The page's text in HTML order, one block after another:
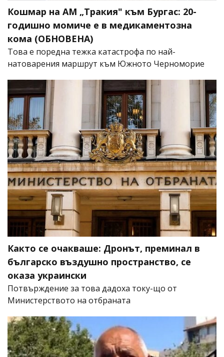
Кошмар на АМ „Тракия" към Бургас: 20-
годишно момиче е в медикаментозна
кома (ОБНОВЕНА)
Това е поредна тежка катастрофа по най-
натоварения маршрут към Южното Черноморие
Както се очакваше: Дронът, преминал в
българско въздушно пространство, се
оказа украински
Потвърждение за това дадоха току-що от
Министерството на отбраната